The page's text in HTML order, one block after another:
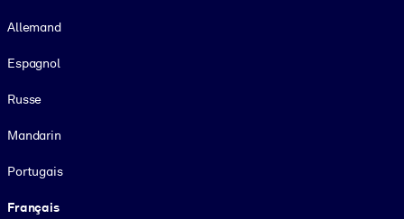
Allemand
Espagnol
Russe
Mandarin
Portugais
Français